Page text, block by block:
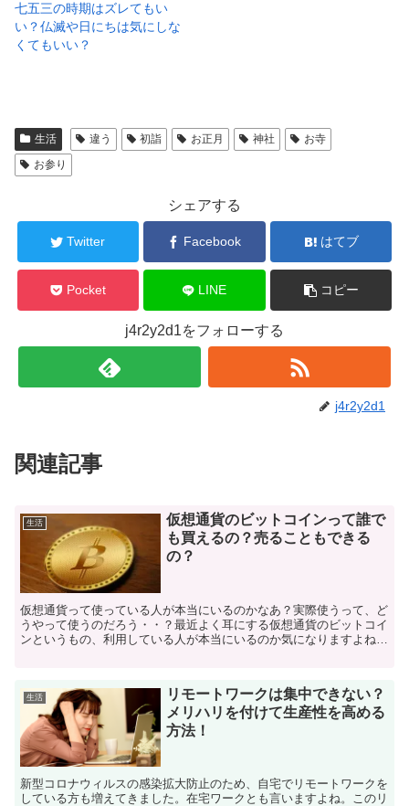
七五三の時期はズレてもい
い？仏滅や日にちは気にしな
くてもいい？
生活 違う 初詣 お正月 神社
お寺
お参り
シェアする
Twitter Facebook はてブ
Pocket LINE コピー
j4r2y2d1をフォローする
j4r2y2d1
関連記事
生活
仮想通貨のビットコインって誰で
も買えるの？売ることもできる
の？
仮想通貨って使っている人が本当にいるのかなあ？実際使うって、ど
うやって使うのだろう・・？最近よく耳にする仮想通貨のビットコイ
ンというもの、利用している人が本当にいるのか気になりますよね。
生活
リモートワークは集中できない？
メリハリを付けて生産性を高める
方法！
新型コロナウィルスの感染拡大防止のため、自宅でリモートワークを
している方も増えてきました。在宅ワークとも言いますよね。このリ